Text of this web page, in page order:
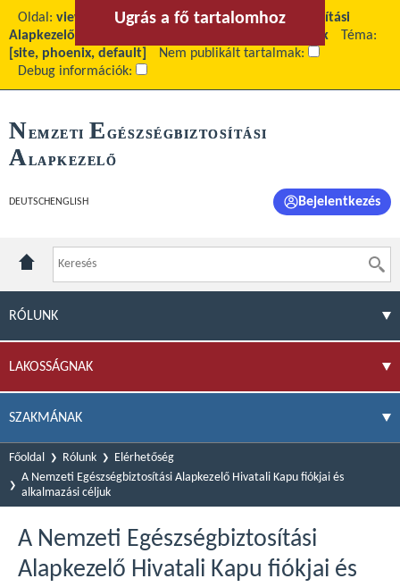
Oldal: view Fő tartalom: A Nemzeti Egészségbiztosítási
Alapkezelő Hivatali Kapu fiókjai és alkalmazási céljuk
Téma:
[site, phoenix, default]
Nem publikált tartalmak:
Debug információk:
Ugrás a menühöz
Ugrás a fő tartalomhoz
NEMZETI E GÉSZSÉGBIZTOSÍTÁSI
ALAPKEZELŐ
DEUTSCH ENGLISH Bejelentkezés
RÓLUNK
LAKOSSÁGNAK
SZAKMÁNAK
Főoldal Rólunk
Elérhetőség
A Nemzeti Egészségbiztosítási Alapkezelő Hivatali Kapu fiókjai és
alkalmazási céljuk
A Nemzeti Egészségbiztosítási
Alapkezelő Hivatali Kapu fiókjai és